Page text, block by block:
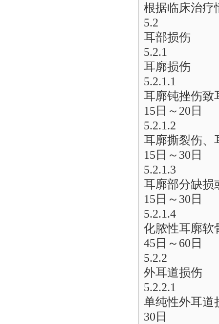
根据临床治疗
5.2
耳部损伤
5.2.1
耳廓损伤
5.2.1.1
耳廓钝挫伤致
15日～20日
5.2.1.2
耳廓撕裂伤、
15日～30日
5.2.1.3
耳廓部分缺损
15日～30日
5.2.1.4
化脓性耳廓软
45日～60日
5.2.2
外耳道损伤
5.2.2.1
单纯性外耳道
30日